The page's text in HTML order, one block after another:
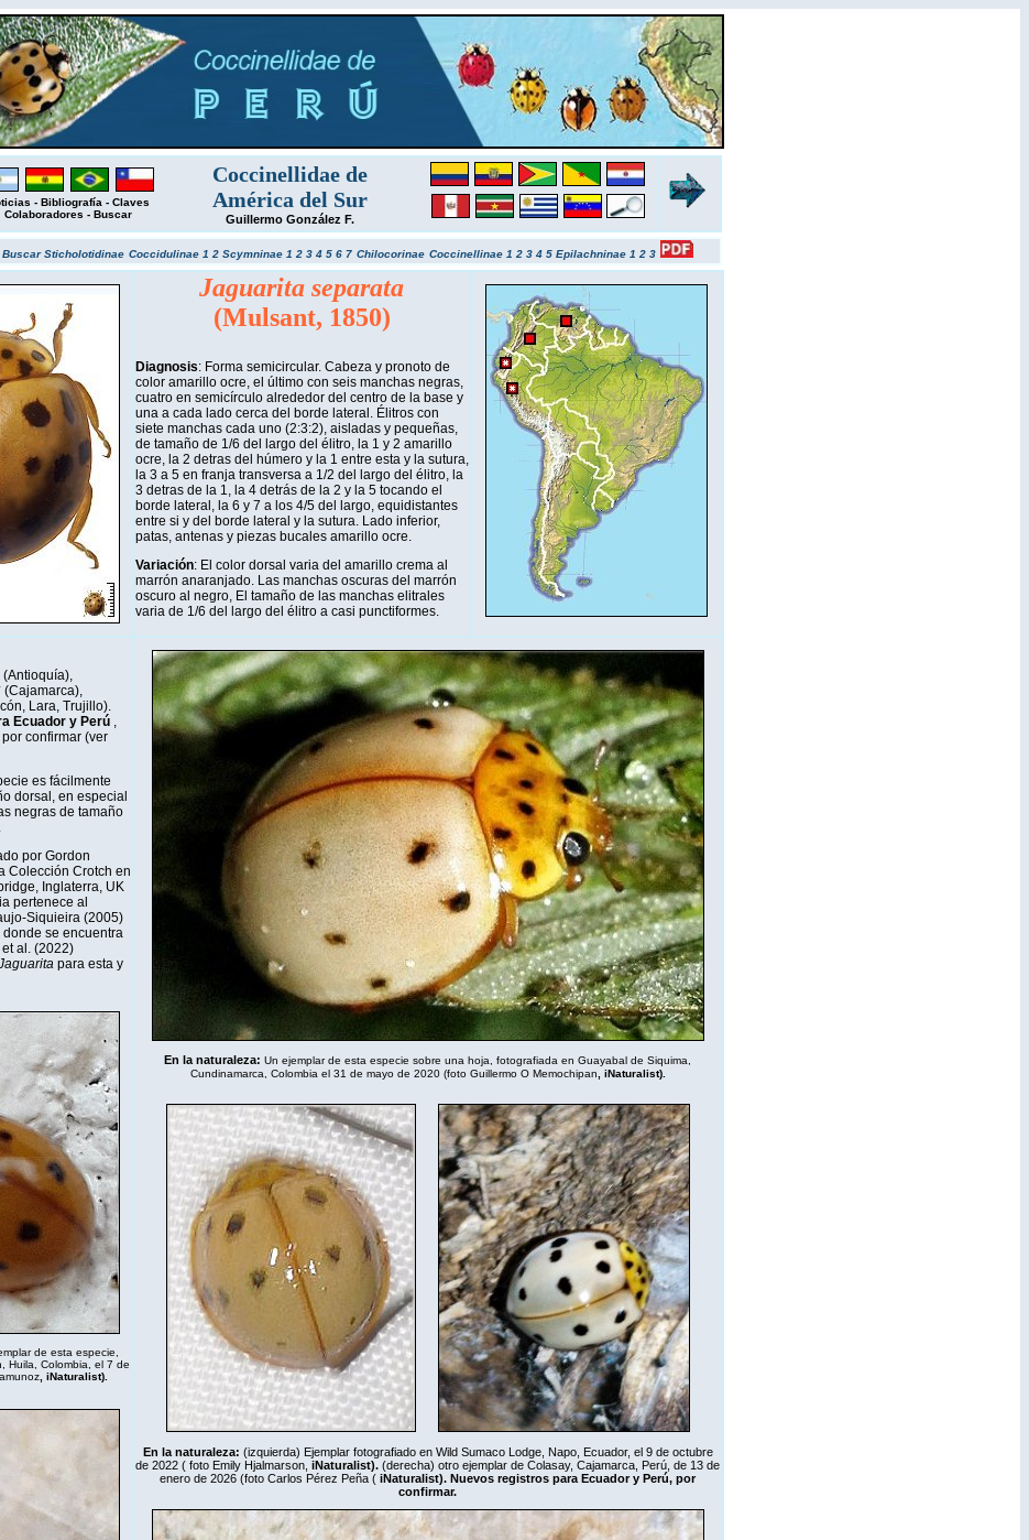
- Bibliografía - Claves
Colaboradores - Buscar
Coccinellidae de
América del Sur
Guillermo González F.
BuscarSticholotidinae Coccidulinae 1 2 Scymninae 1 2 3 4 5 6 7 Chilocorinae Coccinellinae 1 2 3 4 5 Epilachninae 1 2 3
Jaguarita separata
(Mulsant, 1850)
Diagnosis: Forma semicircular. Cabeza y pronoto de
color amarillo ocre, el último con seis manchas negras,
cuatro en semicírculo alrededor del centro de la base y
una a cada lado cerca del borde lateral. Élitros con
siete manchas cada uno (2:3:2), aisladas y pequeñas,
de tamaño de 1/6 del largo del élitro, la 1 y 2 amarillo
ocre, la 2 detras del húmero y la 1 entre esta y la sutura,
la 3 a 5 en franja transversa a 1/2 del largo del élitro, la
3 detras de la 1, la 4 detrás de la 2 y la 5 tocando el
borde lateral, la 6 y 7 a los 4/5 del largo, equidistantes
entre si y del borde lateral y la sutura. Lado inferior,
patas, antenas y piezas bucales amarillo ocre.
Variación: El color dorsal varia del amarillo crema al
marrón anaranjado. Las manchas oscuras del marrón
oscuro al negro, El tamaño de las manchas elitrales
varia de 1/6 del largo del élitro a casi punctiformes.
(Cajamarca),
Lara, Trujillo).
Ecuador y Perú ,
confirmar (ver
es fácilmente
dorsal, en especial
negras de tamaño
por Gordon
Colección Crotch en
Inglaterra, UK
pertenece al
Siquieira (2005)
se encuentra
al. (2022)
para esta y
de esta especie,
Huila, Colombia, el 7 de
iNaturalist).
En la naturaleza: Un ejemplar de esta especie sobre una hoja, fotografiada en Guayabal de Siquima,
Cundinamarca, Colombia el 31 de mayo de 2020 (foto Guillermo O Memochipan
iNaturalist).
En la naturaleza: (izquierda) Ejemplar fotografiado en Wild Sumaco Lodge, Napo, Ecuador, el 9 de octubre
de 2022 ( foto Emily Hjalmarson, iNaturalist). (derecha) otro ejemplar de Colasay, Cajamarca, Perú, de 13 de
enero de 2026 (foto Carlos Pérez Peña ( iNaturalist). Nuevos registros para Ecuador y Perú, por
confirmar.